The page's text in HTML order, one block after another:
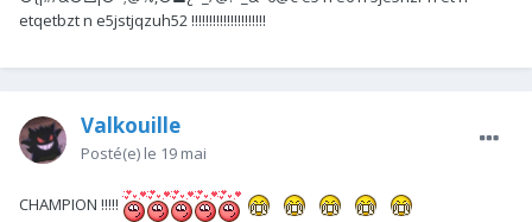
etqetbzt n e5jstjqzuh52 !!!!!!!!!!!!!!!!!!!!!
Valkouille
Posté(e) le 19 mai
CHAMPION !!!!!